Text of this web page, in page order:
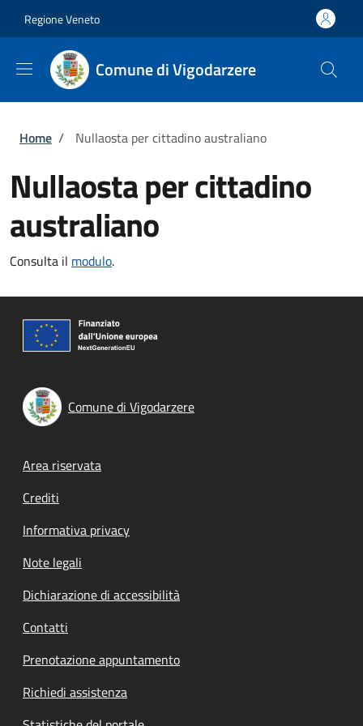
Regione Veneto
Comune di Vigodarzere
Briciole di pane
Home / Nullaosta per cittadino australiano
Nullaosta per cittadino
australiano
Consulta il modulo.
Comune di Vigodarzere
Footer menu
Area riservata
Crediti
Informativa privacy
Note legali
Dichiarazione di accessibilità
Contatti
Prenotazione appuntamento
Richiedi assistenza